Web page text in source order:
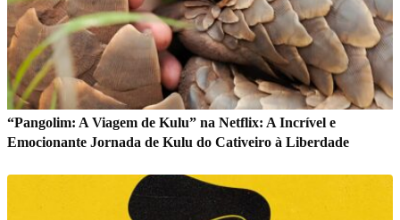
“Pangolim: A Viagem de Kulu” na Netflix: A Incrível e
Emocionante Jornada de Kulu do Cativeiro à Liberdade